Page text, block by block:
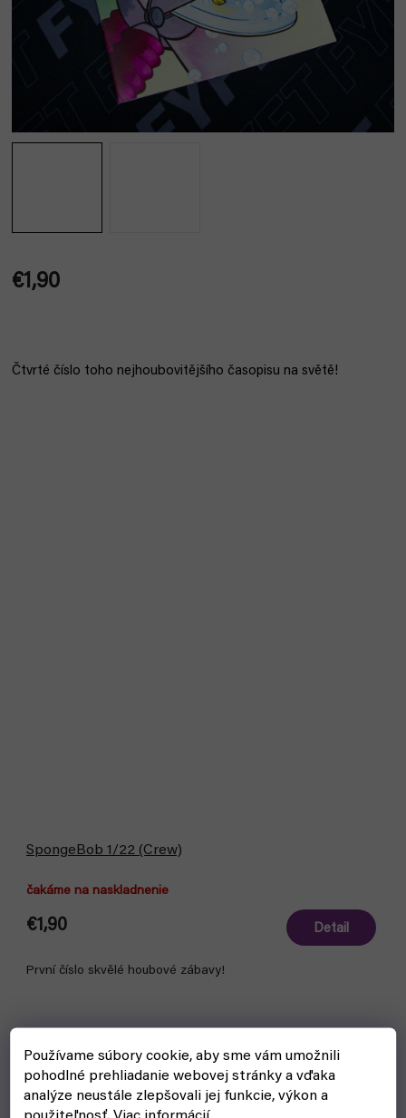
Používame súbory cookie, aby sme vám umožnili
pohodlné prehliadanie webovej stránky a vďaka
analýze neustále zlepšovali jej funkcie, výkon a
€1,90
Čtvrté číslo toho nejhoubovitějšího časopisu na světě!
SpongeBob 1/22 (Crew)
čakáme na naskladnenie
€1,90 Detail
První číslo skvělé houbové zábavy!